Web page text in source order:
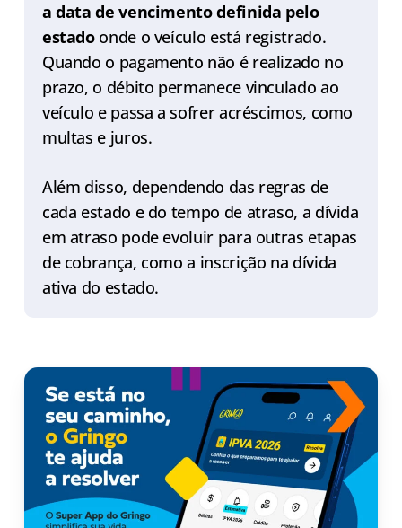
a data de vencimento definida pelo
estadoonde o veículo está registrado.
Quando o pagamento não é realizado no
prazo, o débito permanece vinculado ao
veículo e passa a sofrer acréscimos, como
multas e juros.
Além disso, dependendo das regras de
cada estado e do tempo de atraso, a dívida
em atraso pode evoluir para outras etapas
de cobrança, como a inscrição na dívida
ativa do estado.